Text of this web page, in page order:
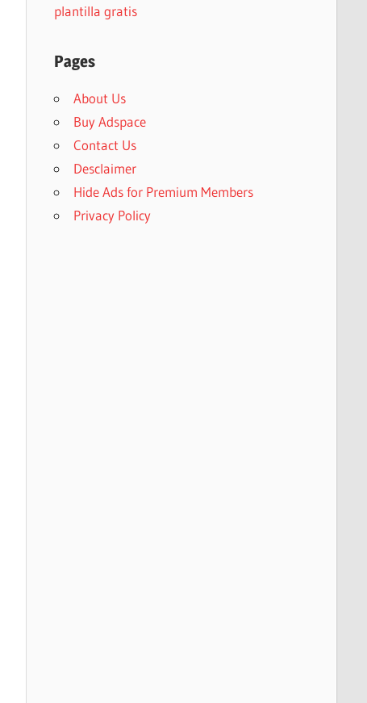
plantilla gratis
Pages
About Us
Buy Adspace
Contact Us
Desclaimer
Hide Ads for Premium Members
Privacy Policy